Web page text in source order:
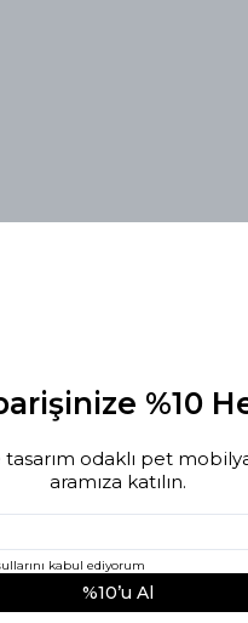
şıklık ve işlevselliği bir
uyum sağlar.
Kimyasal madde
ve kolay temizlenebilir
%10
odaklı pet
aramıza katılın.
kabul ediyorum
%10’u Al